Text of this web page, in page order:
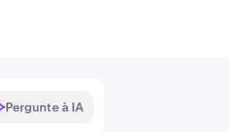
Pergunte à IA